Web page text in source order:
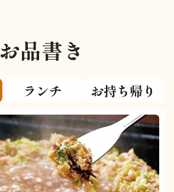
お品書き
ランチ お持ち帰り